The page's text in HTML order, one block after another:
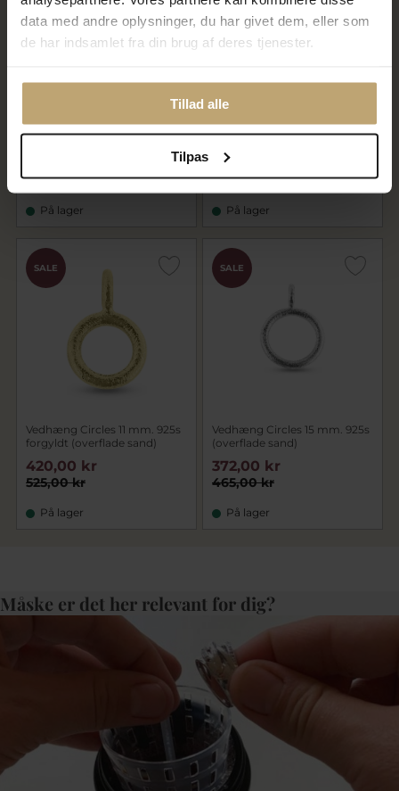
data med andre oplysninger, du har givet dem, eller som
de har indsamlet fra din brug af deres tjenester.
Tillad alle
Tilpas
Vedhæng Circles 11 mm. 925s
465,00 kr
På lager
Vedhæng Circles 11 mm. 925s
390,00 kr
312,00 kr
På lager
SALE
Vedhæng Circles 11 mm. 925s
forgyldt (overflade sand)
525,00 kr
420,00 kr
På lager
SALE
Vedhæng Circles 15 mm. 925s
(overflade sand)
465,00 kr
372,00 kr
På lager
Måske er det her relevant for dig?